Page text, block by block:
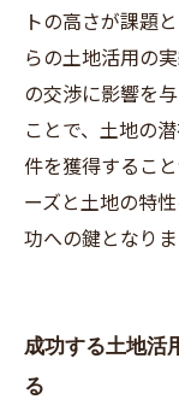
トの高さが課題
らの土地活用の
の交渉に影響を
ことで、土地の
件を獲得するこ
ーズと土地の特
功への鍵となりま
成功する土地活
る